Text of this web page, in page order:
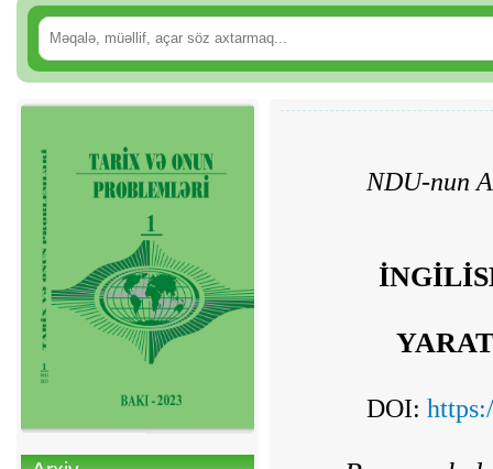
NDU-nun
DOI: